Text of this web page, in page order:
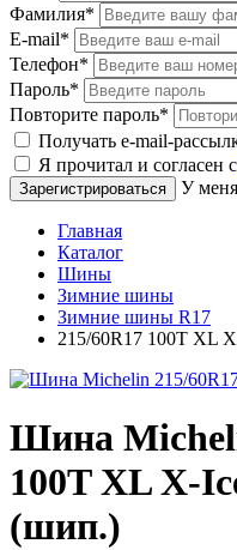
Фамилия*
E-mail*
Телефон*
Пароль*
Повторите пароль*
Получать e-mail-
Я прочитал и согласен с
У
Главная
Каталог
Шины
Зимние шины
Зимние шины R17
215/60R17 100T XL
Шина
100T XL X-
(шип.)